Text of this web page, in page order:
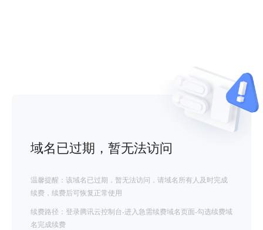
域名已过期，暂无法访问
温馨提醒：该域名已过期，暂无法访问，请域名所有人及时完成
续费，续费后可恢复正常使用
续费路径：登录腾讯云控制台-进入急需续费域名页面-勾选续费域
名完成续费